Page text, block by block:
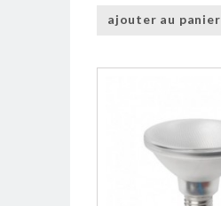
ajouter au panier